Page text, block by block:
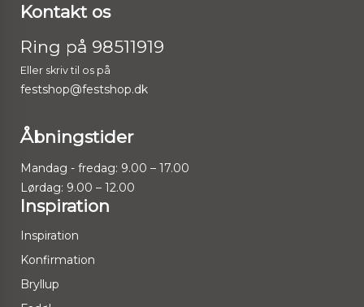
Kontakt os
Ring på 98511919
Eller skriv til os på
festshop@festshop.dk
Åbningstider
Mandag - fredag: 9.00 – 17.00
Lørdag: 9.00 – 12.00
Inspiration
Inspiration
Konfirmation
Bryllup